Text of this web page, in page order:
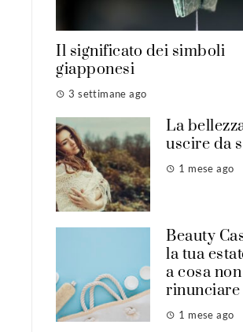
Il significato dei simboli
giapponesi
3 settimane ago
La
uscire da
1 mese ago
Beauty
la tua
a cosa non
rinunciare
1 mese ago